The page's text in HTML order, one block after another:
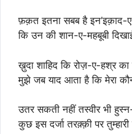
फ़क़त इतना सबब है इन’इक़ाद-
कि उन की शान-ए-महबूबी
ख़ुदा शाहिद कि रोज़-ए-हश्र
मुझे जब याद आता है कि मेरा
उतर सकती नहीं तस्वीर भी
कुछ इस दर्जा तरक़्क़ी पर